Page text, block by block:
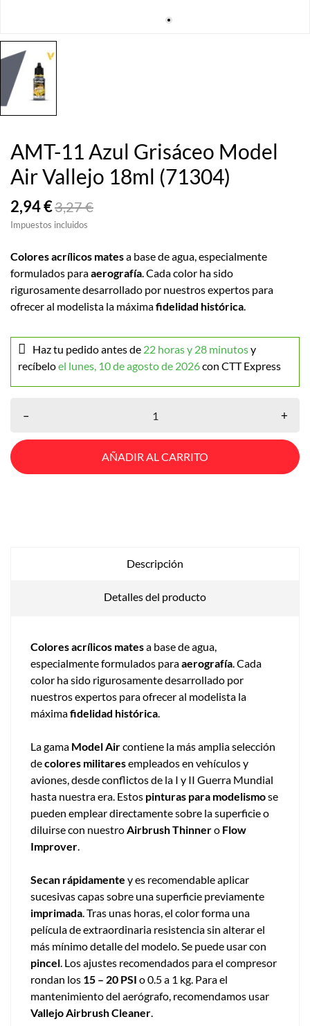
AMT-11 Azul Grisáceo Model
Air Vallejo 18ml (71304)
2,94 €3,27 €
Impuestos incluidos
Colores acrílicos matesa base de agua, especialmente
formulados paraaerografía. Cada color ha sido
rigurosamente desarrollado por nuestros expertos para
ofrecer al modelista la máximafidelidad histórica.
Haz tu pedido antes de 22 horas y 28 minutosy
recíbeloel lunes, 10 de agosto de 2026con CTT Express
– +
AÑADIR AL CARRITO
Descripción
Detalles del producto
Colores acrílicos matesa base de agua,
especialmente formulados paraaerografía. Cada
color ha sido rigurosamente desarrollado por
nuestros expertos para ofrecer al modelista la
máximafidelidad histórica.
La gama Model Aircontiene la más amplia selección
decolores militaresempleados en vehículos y
aviones, desde conflictos de la I y II Guerra Mundial
hasta nuestra era. Estos pinturas para modelismose
pueden emplear directamente sobre la superficie o
diluirse con nuestroAirbrush Thinnero Flow
Improver.
Secan rápidamente y es recomendable aplicar
sucesivas capas sobre una superficie previamente
imprimada. Tras unas horas, el color forma una
película de extraordinaria resistencia sin alterar el
más mínimo detalle del modelo. Se puede usar con
pincel. Los ajustes recomendados para el compresor
rondan los 15 – 20 PSI o 0.5 a 1 kg. Para el
mantenimiento del aerógrafo, recomendamos usar
Vallejo Airbrush Cleaner.